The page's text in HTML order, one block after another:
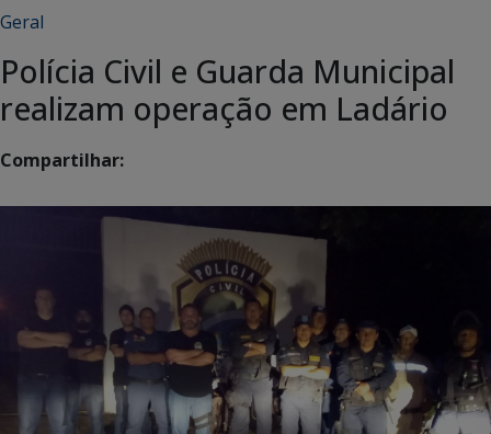
Geral
Polícia Civil e Guarda Municipal
realizam operação em Ladário
Compartilhar: